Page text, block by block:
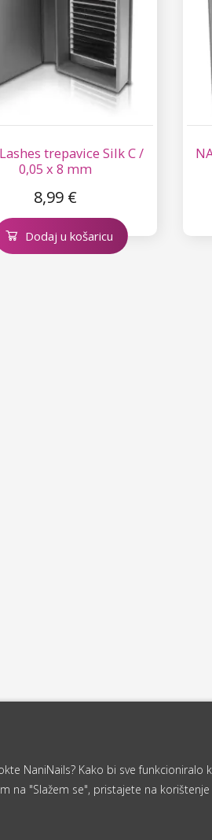
NaniNails? Kako bi sve
na "Slažem se", pristajete na
trepavice Silk C /
0,05 x 8 mm
8,99 €
Dodaj u košaricu